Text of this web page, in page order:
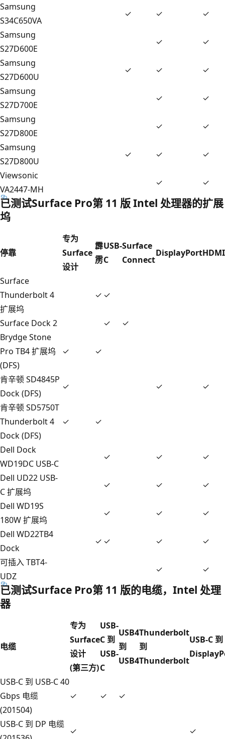
Samsung
S34C650VA
✓ ✓
✓
Samsung
S27D600E
✓
✓
Samsung
S27D600U
✓ ✓
✓
Samsung
S27D700E
✓
✓
Samsung
S27D800E
✓
✓
Samsung
S27D800U
✓ ✓
✓
Viewsonic
VA2447-MH
✓ ✓
已测试Surface Pro第 11 版 Intel 处理器的扩展
坞
停靠
专为
Surface
设计
霹
雳
USB-
C
Surface
Connect
DisplayPortHDMI
Surface
Thunderbolt 4
扩展坞
✓ ✓
Surface Dock 2 ✓
✓
Brydge Stone
Pro TB4 扩展坞
(DFS)
✓ ✓
肯辛顿 SD4845P
Dock (DFS)
✓ ✓
✓
肯辛顿 SD5750T
Thunderbolt 4
Dock (DFS)
✓ ✓
Dell Dock
WD19DC USB-C
✓ ✓
✓
Dell UD22 USB-
C 扩展坞
✓ ✓
✓
Dell WD19S
180W 扩展坞
✓ ✓
✓
Dell WD22TB4
Dock
✓ ✓ ✓
✓
可插入 TBT4-
UDZ
✓ ✓
已测试Surface Pro第 11 版的电缆，Intel 处理
器
电缆
专为
Surface
设计
(第三方)
USB-
C 到
USB-
C
USB4
到
USB4
Thunderbolt
到
Thunderbolt
USB-C 到
USB-C 到 USB-C 40
Gbps 电缆
(201504)
✓ ✓ ✓
USB-C 到 DP 电缆
✓ ✓